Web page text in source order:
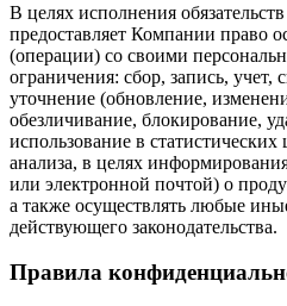
В целях исполнения
предоставляет Компании право
(операции) со своими
ограничения: сбор, запись, учет,
уточнение (обновление,
обезличивание, блокирование,
использование в
анализа, в целях
или электронной почтой) о
а также осуществлять любые
действующего законодательства.
Правила